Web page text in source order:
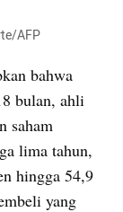
AFP
bahwa
bulan, ahli
saham
lima tahun,
hingga 54,9
yang